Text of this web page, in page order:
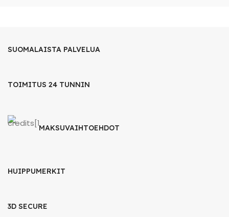
SUOMALAISTA PALVELUA
TOIMITUS 24 TUNNIN
MAKSUVAIHTOEHDOT
HUIPPUMERKIT
3D SECURE